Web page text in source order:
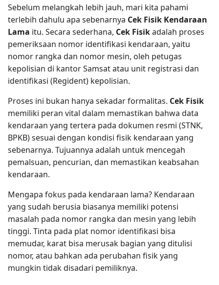
Sebelum melangkah lebih jauh, mari kita pahami
terlebih dahulu apa sebenarnya Cek Fisik Kendaraan
Lama itu. Secara sederhana, Cek Fisikadalah proses
pemeriksaan nomor identifikasi kendaraan, yaitu
nomor rangka dan nomor mesin, oleh petugas
kepolisian di kantor Samsat atau unit registrasi dan
identifikasi (Regident) kepolisian.
Proses ini bukan hanya sekadar formalitas. Cek Fisik
memiliki peran vital dalam memastikan bahwa data
kendaraan yang tertera pada dokumen resmi (STNK,
BPKB) sesuai dengan kondisi fisik kendaraan yang
sebenarnya. Tujuannya adalah untuk mencegah
pemalsuan, pencurian, dan memastikan keabsahan
kendaraan.
Mengapa fokus pada kendaraan lama? Kendaraan
yang sudah berusia biasanya memiliki potensi
masalah pada nomor rangka dan mesin yang lebih
tinggi. Tinta pada plat nomor identifikasi bisa
memudar, karat bisa merusak bagian yang ditulisi
nomor, atau bahkan ada perubahan fisik yang
mungkin tidak disadari pemiliknya.